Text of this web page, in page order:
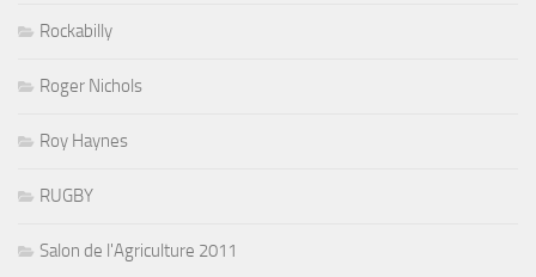
Rockabilly
Roger Nichols
Roy Haynes
RUGBY
Salon de l'Agriculture 2011